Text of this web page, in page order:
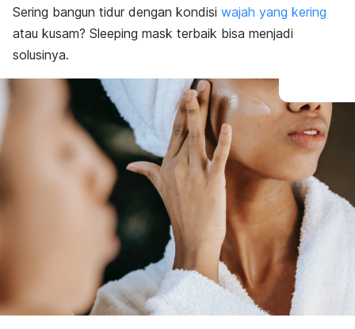
Sering bangun tidur dengan kondisi wajah yang kering
atau kusam? Sleeping mask terbaik bisa menjadi
solusinya.